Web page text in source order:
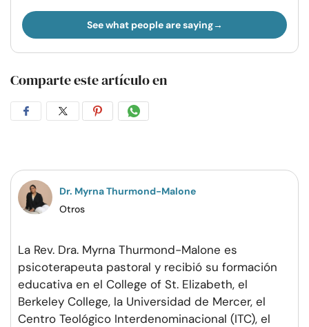
See what people are saying
Comparte este artículo en
CompartirCompartirCompartirCompartir
Dr. Myrna Thurmond-Malone
Otros
La Rev. Dra. Myrna Thurmond-Malone es
psicoterapeuta pastoral y recibió su formación
educativa en el College of St. Elizabeth, el
Berkeley College, la Universidad de Mercer, el
Centro Teológico Interdenominacional (ITC), el